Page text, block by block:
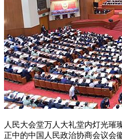
人民大会堂万人大礼堂内灯光璀
正中的中国人民政治协商会议会